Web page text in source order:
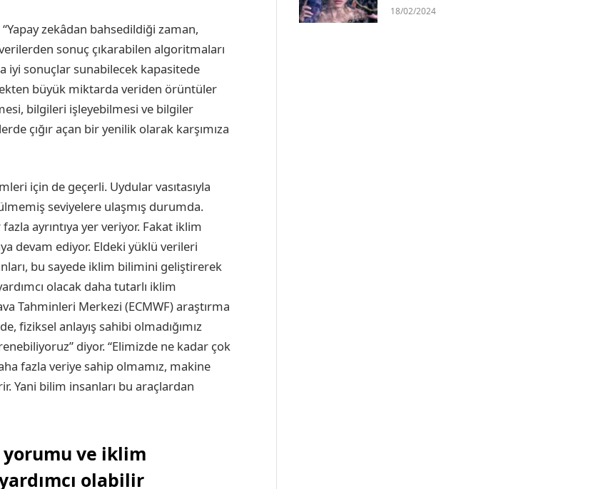
zekâdan bahsedildiği zaman,
sonuç çıkarabilen algoritmaları
iyi sonuçlar sunabilecek kapasitede
büyük miktarda veriden örüntüler
bilgileri işleyebilmesi ve bilgiler
çığır açan bir yenilik olarak karşımıza
için de geçerli. Uydular vasıtasıyla
seviyelere ulaşmış durumda.
ayrıntıya yer veriyor. Fakat iklim
devam ediyor. Eldeki yüklü verileri
bu sayede iklim bilimini geliştirerek
olacak daha tutarlı iklim
Tahminleri Merkezi (ECMWF) araştırma
fiziksel anlayış sahibi olmadığımız
diyor. “Elimizde ne kadar çok
fazla veriye sahip olmamız, makine
Yani bilim insanları bu araçlardan
ve iklim
olabilir
18/02/2024